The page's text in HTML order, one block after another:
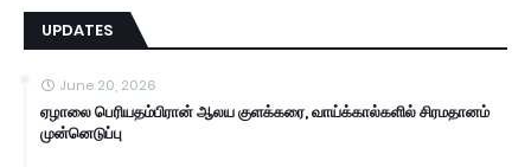
UPDATES
June 20, 2026
ஏழாலை பெரியதம்பிரான் ஆலய குளக்கரை, வாய்க்கால்களில் சிரமதானம்
முன்னெடுப்பு